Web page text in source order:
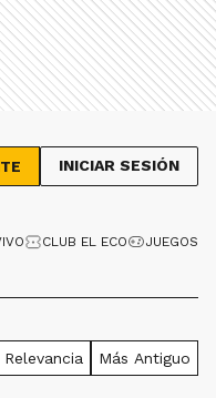
INICIAR SESIÓN
CLUB EL ECO JUEGOS
Relevancia Más Antiguo